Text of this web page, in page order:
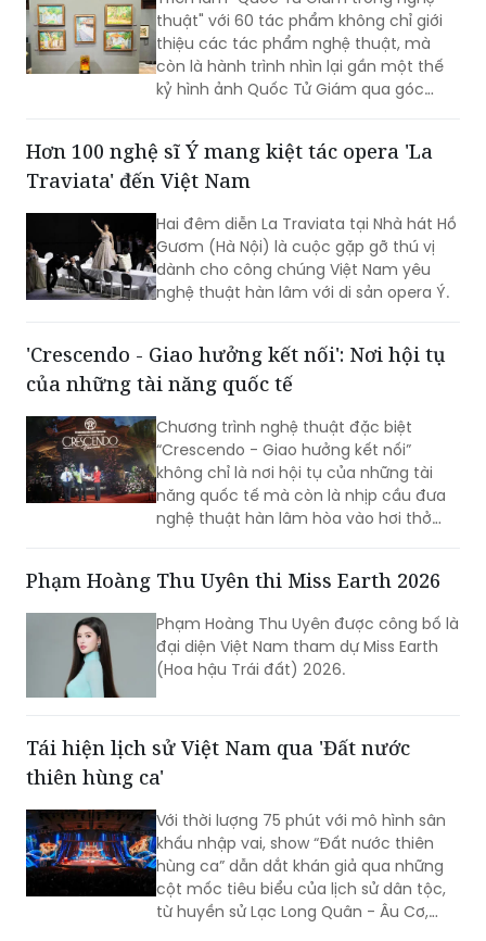
còn là hành trình nhìn lại gần một thế
kỷ hình ảnh Quốc Tử Giám qua góc
nhìn của các họa sĩ, kiến trúc sư, nhiếp
ảnh gia và nghệ sĩ thuộc nhiều thế hệ.
Hơn 100 nghệ sĩ Ý mang kiệt tác opera 'La
Hai đêm diễn La Traviata tại Nhà hát Hồ
Gươm (Hà Nội) là cuộc gặp gỡ thú vị
dành cho công chúng Việt Nam yêu
nghệ thuật hàn lâm với di sản opera Ý.
'Crescendo - Giao hưởng kết nối': Nơi hội tụ
Chương trình nghệ thuật đặc biệt
“Crescendo - Giao hưởng kết nối”
không chỉ là nơi hội tụ của những tài
năng quốc tế mà còn là nhịp cầu đưa
nghệ thuật hàn lâm hòa vào hơi thở
cuộc sống, góp phần khẳng định vị thế
TP Sáng tạo của Hà Nội. Đêm nhạc đã
xóa nhòa khoảng cách giữa âm nhạc
hóa trong lòng người dân địa phương
cùng du khách thập phương.
Phạm Hoàng Thu Uyên thi Miss Earth 2026
Phạm Hoàng Thu Uyên được công bố là
đại diện Việt Nam tham dự Miss Earth
(Hoa hậu Trái đất) 2026.
Tái hiện lịch sử Việt Nam qua 'Đất nước
Với thời lượng 75 phút với mô hình sân
khấu nhập vai, show “Đất nước thiên
hùng ca” dẫn dắt khán giả qua những
cột mốc tiêu biểu của lịch sử dân tộc,
từ huyền sử Lạc Long Quân - Âu Cơ,
thời Hùng Vương dựng nước, các chiến
công giữ nước hào hùng đến khát vọng
phát triển hùng cường của dân tộc
Hoàng Phương Thảo chia sẻ khi lần đầu đi